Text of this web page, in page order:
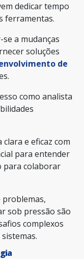
dedicar tempo
ferramentas.
a mudanças
soluções
de
como analista
e eficaz com
para entender
para colaborar
problemas,
sob pressão são
complexos